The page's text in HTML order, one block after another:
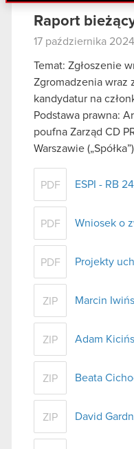
danymi
podczas korzystania
korzystanie z naszej
Raport
17 października 2024
Temat: Zgłoszenie
Zgromadzenia wraz
kandydatur na
Podstawa prawna:
poufna Zarząd CD
Warszawie
PDF ESPI - RB
PDF Wniosek o
PDF Projekty
ZIP Marcin
ZIP Adam
ZIP Beata
ZIP David